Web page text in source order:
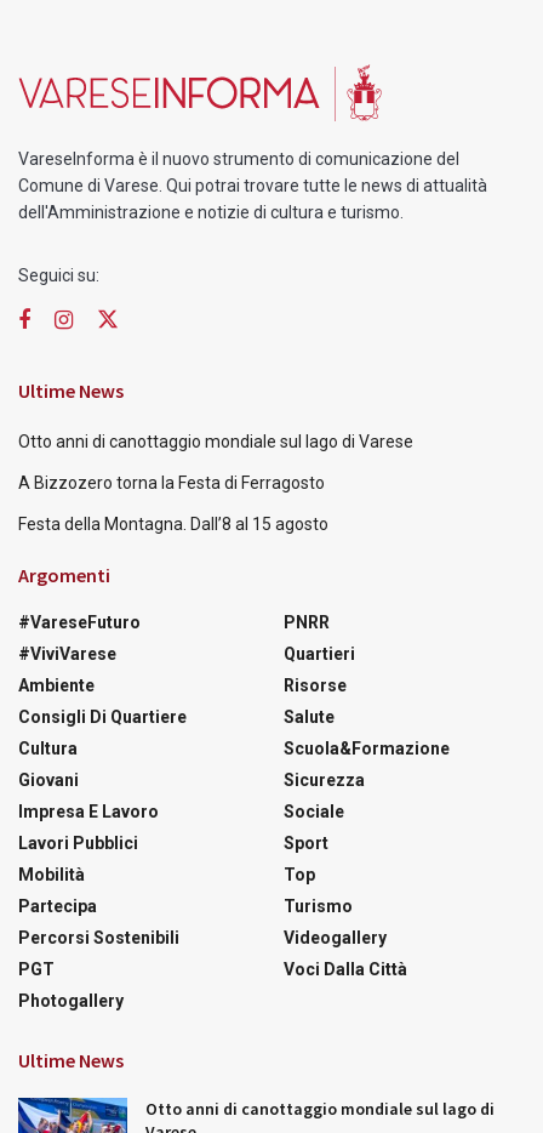
VareseInforma è il nuovo strumento di comunicazione del
Comune di Varese. Qui potrai trovare tutte le news di attualità
dell'Amministrazione e notizie di cultura e turismo.
Seguici su:
Ultime News
Otto anni di canottaggio mondiale sul lago di Varese
A Bizzozero torna la Festa di Ferragosto
Festa della Montagna. Dall’8 al 15 agosto
Argomenti
#VareseFuturo
#ViviVarese
Ambiente
Consigli Di Quartiere
Cultura
Giovani
Impresa E Lavoro
Lavori Pubblici
Mobilità
Partecipa
Percorsi Sostenibili
PGT
Photogallery
PNRR
Quartieri
Risorse
Salute
Scuola&Formazione
Sicurezza
Sociale
Sport
Top
Turismo
Videogallery
Voci Dalla Città
Ultime News
Otto anni di canottaggio mondiale sul lago di